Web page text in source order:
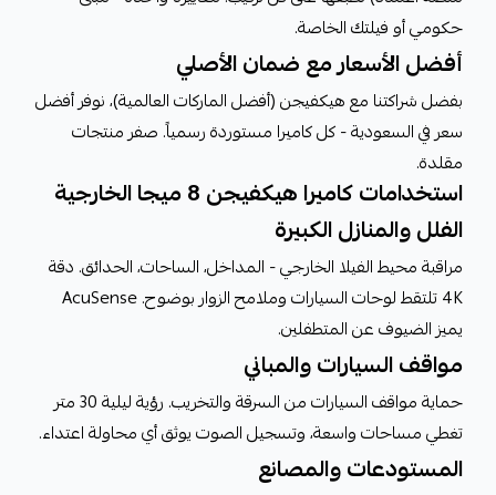
حكومي أو فيلتك الخاصة.
أفضل الأسعار مع ضمان الأصلي
بفضل شراكتنا مع هيكفيجن (أفضل الماركات العالمية)، نوفر أفضل
سعر في السعودية - كل كاميرا مستوردة رسمياً. صفر منتجات
مقلدة.
استخدامات كاميرا هيكفيجن 8 ميجا الخارجية
الفلل والمنازل الكبيرة
مراقبة محيط الفيلا الخارجي - المداخل، الساحات، الحدائق. دقة
4K تلتقط لوحات السيارات وملامح الزوار بوضوح. AcuSense
يميز الضيوف عن المتطفلين.
مواقف السيارات والمباني
حماية مواقف السيارات من السرقة والتخريب. رؤية ليلية 30 متر
تغطي مساحات واسعة، وتسجيل الصوت يوثق أي محاولة اعتداء.
المستودعات والمصانع